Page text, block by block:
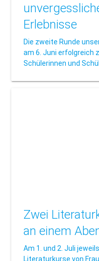
Erlebnisse
Die zweite Runde
am 6. Juni erfolgreich
Schülerinnen und
Zwei
an einem
Am 1. und 2. Juli
Literaturkurse von